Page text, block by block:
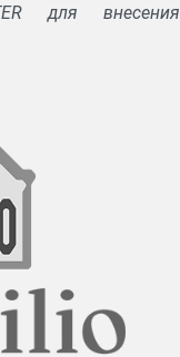
для внесения